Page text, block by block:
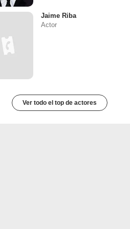
Jaime Riba
Actor
Ver todo el top de actores